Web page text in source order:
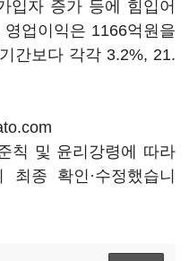
입자 증가 등에 힘입어
업이익은 1166억원을
간보다 각각 3.2%, 21.
칙 및 윤리강령에 따라
최종 확인·수정했습니